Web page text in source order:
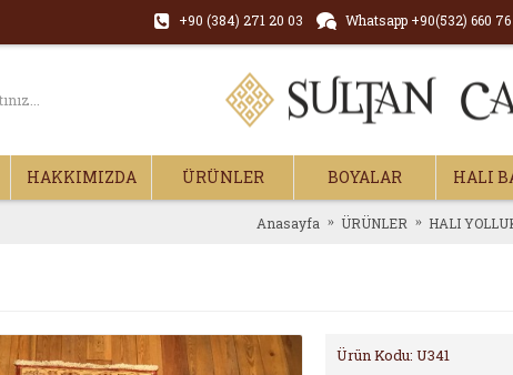
+90 (384) 271 20 03 Whatsapp +90(532) 660 76
HAKKIMIZDA ÜRÜNLER BOYALAR HALI
Anasayfa ÜRÜNLER HALI
Ürün Kodu: U341